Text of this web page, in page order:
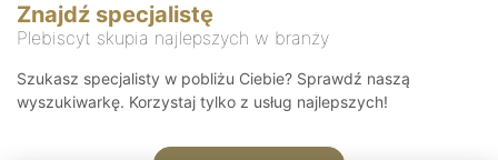
Znajdź specjalistę
Plebiscyt skupia najlepszych w branży
Szukasz specjalisty w pobliżu Ciebie? Sprawdź naszą
wyszukiwarkę. Korzystaj tylko z usług najlepszych!